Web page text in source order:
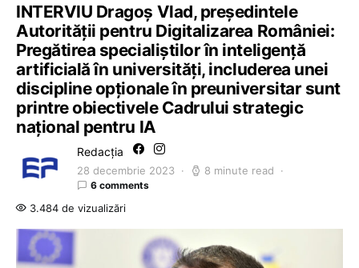
INTERVIU Dragoș Vlad, președintele
Autorității pentru Digitalizarea României:
Pregătirea specialiștilor în inteligență
artificială în universități, includerea unei
discipline opționale în preuniversitar sunt
printre obiectivele Cadrului strategic
național pentru IA
Redacția
28 decembrie 2023 8 minute read
6 comments
3.484 de vizualizări